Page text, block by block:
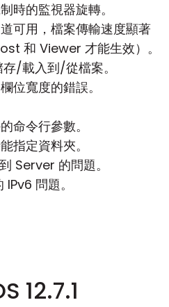
時的監視器旋轉。
可用，檔案傳輸速度顯著
和 Viewer 才能生效）。
/載入到/從檔案。
位寬度的錯誤。
命令行參數。
指定資料夾。
Server 的問題。
問題。
12.7.1